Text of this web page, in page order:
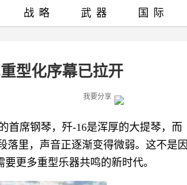
型化序幕已拉开
我要分享
首席钢琴，歼-16是浑厚的大提琴，而
落里，声音正逐渐变得微弱。这不是因
更多重型乐器共鸣的新时代。
战略 武器 国际